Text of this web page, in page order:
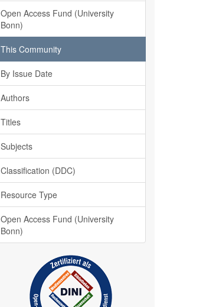
Open Access Fund (University
Bonn)
This Community
By Issue Date
Authors
Titles
Subjects
Classification (DDC)
Resource Type
Open Access Fund (University
Bonn)